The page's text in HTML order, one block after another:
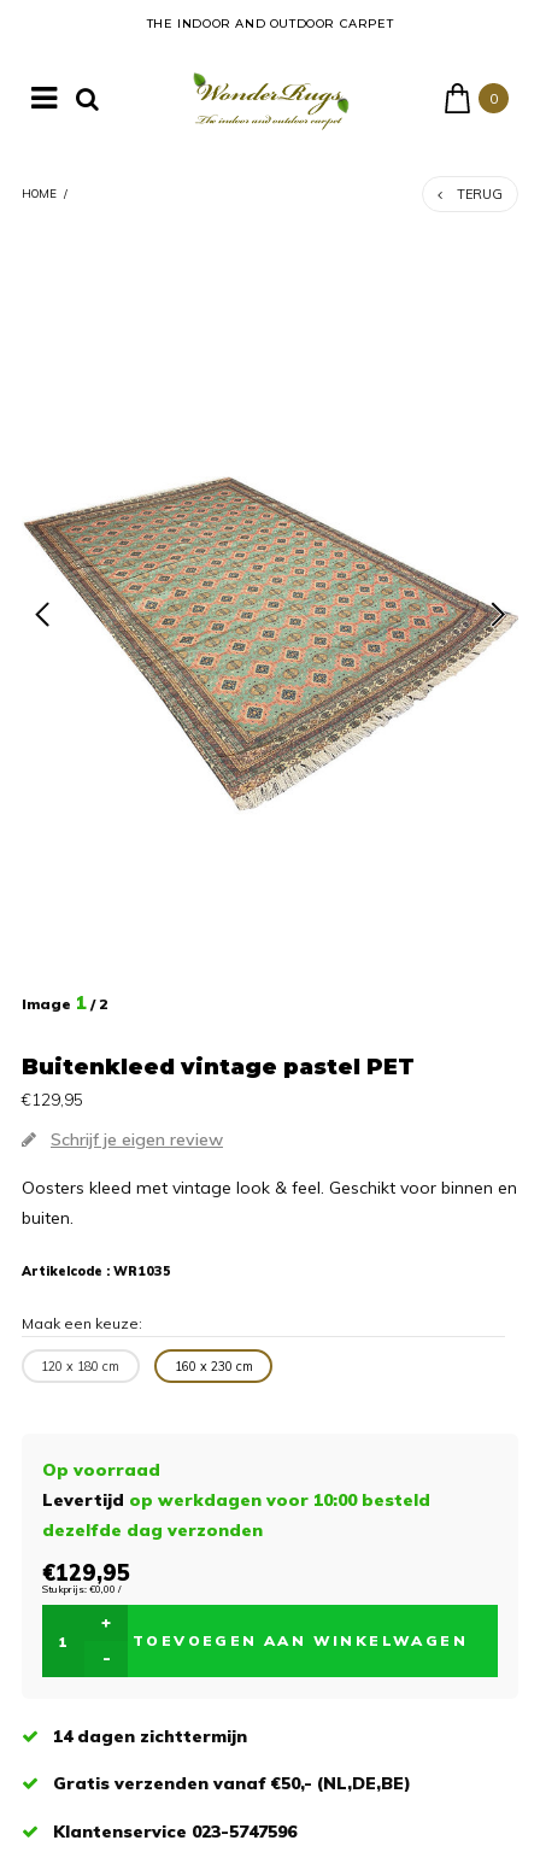
THE INDOOR AND OUTDOOR CARPET
0
HOME / TERUG
Image 1 / 2
Buitenkleed vintage pastel PET
€129,95
Schrijf je eigen review
Oosters kleed met vintage look & feel. Geschikt voor binnen en
buiten.
Artikelcode : WR1035
Maak een keuze:
120 x 180 cm 160 x 230 cm
Op voorraad
Levertijd op werkdagen voor 10:00 besteld
dezelfde dag verzonden
€129,95
Stukprijs: €0,00 /
+
-
TOEVOEGEN AAN WINKELWAGEN
14 dagen zichttermijn
Gratis verzenden vanaf €50,- (NL,DE,BE)
Klantenservice 023-5747596